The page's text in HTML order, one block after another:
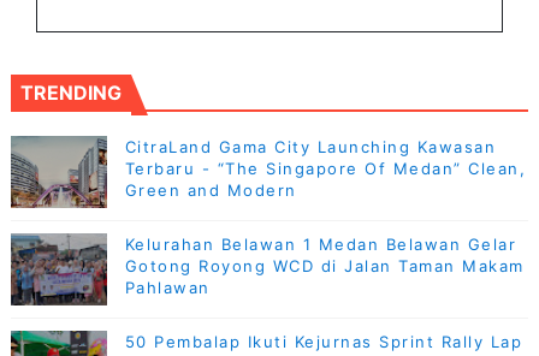
TRENDING
CitraLand Gama City Launching Kawasan
Terbaru - “The Singapore Of Medan” Clean,
Green and Modern
Kelurahan Belawan 1 Medan Belawan Gelar
Gotong Royong WCD di Jalan Taman Makam
Pahlawan
50 Pembalap Ikuti Kejurnas Sprint Rally Lap